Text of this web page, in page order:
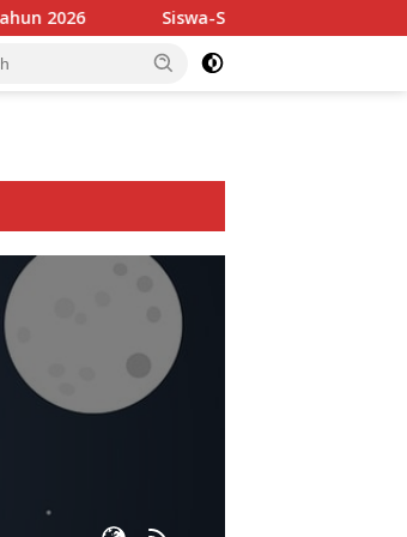
Siswa-Siswi SD Muhammadiyah Blora